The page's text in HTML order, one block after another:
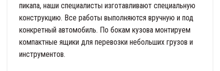
пикапа, наши специалисты изготавливают специальную
конструкцию. Все работы выполняются вручную и под
конкретный автомобиль. По бокам кузова монтируем
компактные ящики для перевозки небольших грузов и
инструментов.